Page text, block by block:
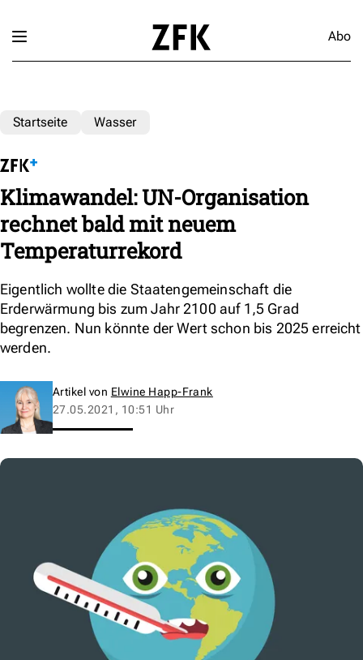
Abo
Startseite Wasser
Klimawandel: UN-Organisation
rechnet bald mit neuem
Temperaturrekord
Eigentlich wollte die Staatengemeinschaft die
Erderwärmung bis zum Jahr 2100 auf 1,5 Grad
begrenzen. Nun könnte der Wert schon bis 2025 erreicht
werden.
Artikel von Elwine Happ-Frank
27.05.2021, 10:51 Uhr